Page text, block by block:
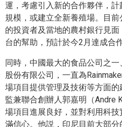
運，考慮引入新的合作夥伴，
規模，或建立全新養殖場。目
的投資者及當地的農村銀行見
台的幫助，預計於今2月達成合作
同時，中國最大的食品公司之
股份有限公司，一直為
場項目提供管理及技術等方面的
監兼聯合創辦人郭嘉明（Andre
場項目進展良好，並對利用科
滿信心。他説，印尼目前大部